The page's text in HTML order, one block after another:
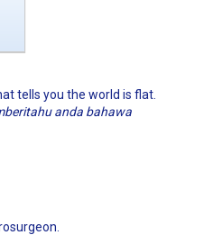
tells you the world is flat.
anda bahawa